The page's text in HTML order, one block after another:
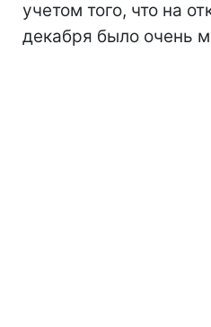
учетом того, что на
декабря было очень